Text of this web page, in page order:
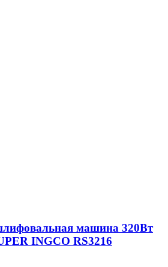
машина 320Вт
INGCO RS3216